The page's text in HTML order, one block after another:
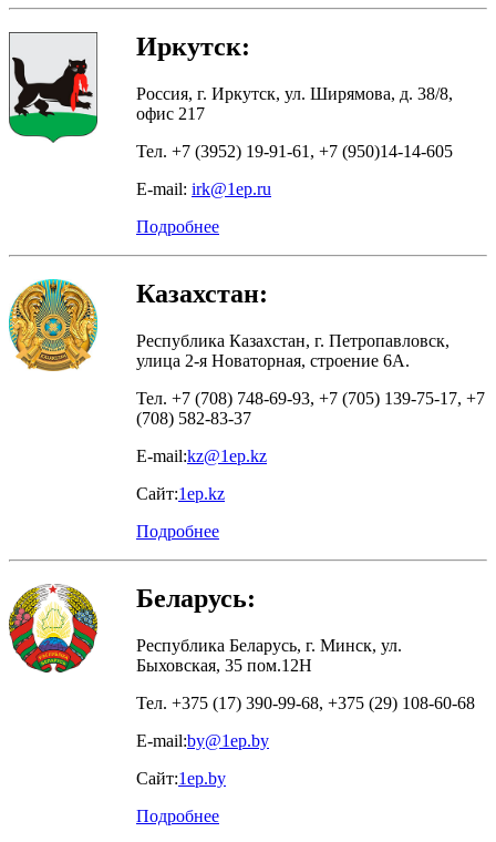
Иркутск:
Россия, г. Иркутск, ул. Ширямова, д. 38/8,
офис 217
Тел. +7 (3952) 19-91-61, +7 (950)14-14-605
E-mail: irk@1ep.ru
Подробнее
Казахстан:
Республика Казахстан, г. Петропавловск,
улица 2-я Новаторная, строение 6А.
Тел. +7 (708) 748-69-93, +7 (705) 139-75-17, +7
(708) 582-83-37
E-mail:kz@1ep.kz
Сайт:1ep.kz
Подробнее
Беларусь:
Республика Беларусь, г. Минск, ул.
Быховская, 35 пом.12Н
Тел. +375 (17) 390-99-68, +375 (29) 108-60-68
E-mail:by@1ep.by
Сайт:1ep.by
Подробнее